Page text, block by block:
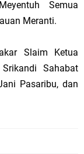
Semua
Meranti.
Slaim Ketua
Sahabat
Pasaribu, dan